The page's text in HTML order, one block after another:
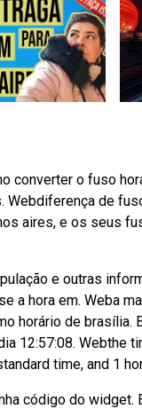
converter o fuso
de
aires, e os seus
e outras
a hora em. Weba
horário de
12:57:08. Webthe
time, and 1
código do